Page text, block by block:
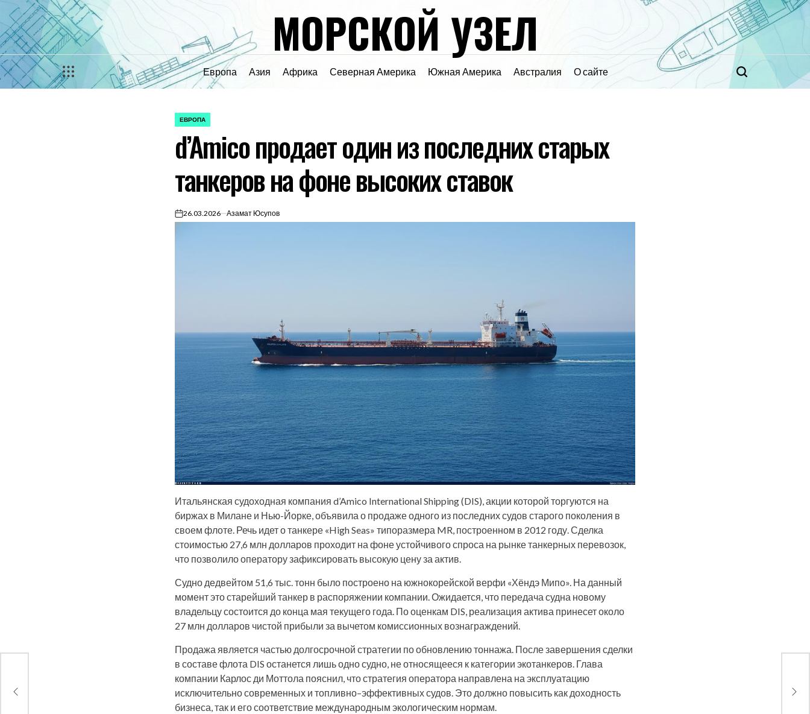
Перейти
содержимому
МОРСКОЙ УЗЕЛ
Европа Азия Африка Северная Америка Южная Америка Австралия О сайте Поиск
ОПУБЛИКОВАНО
ЕВРОПА
d’Amico продает один из последних старых
танкеров на фоне высоких ставок
on26.03.2026 Азамат Юсупов
Итальянская судоходная компания d’Amico International Shipping (DIS), акции которой торгуются на
биржах в Милане и Нью-Йорке, объявила о продаже одного из последних судов старого поколения в
своем флоте. Речь идет о танкере «High Seas» типоразмера MR, построенном в 2012 году. Сделка
стоимостью 27,6 млн долларов проходит на фоне устойчивого спроса на рынке танкерных перевозок,
что позволило оператору зафиксировать высокую цену за актив.
Судно дедвейтом 51,6 тыс. тонн было построено на южнокорейской верфи «Хёндэ Мипо». На данный
момент это старейший танкер в распоряжении компании. Ожидается, что передача судна новому
владельцу состоится до конца мая текущего года. По оценкам DIS, реализация актива принесет около
27 млн долларов чистой прибыли за вычетом комиссионных вознаграждений.
Продажа является частью долгосрочной стратегии по обновлению тоннажа. После завершения сделки
в составе флота DIS останется лишь одно судно, не относящееся к категории экотанкеров. Глава
компании Карлос ди Моттола пояснил, что стратегия оператора направлена на эксплуатацию
исключительно современных и топливно–эффективных судов. Это должно повысить как доходность
бизнеса, так и его соответствие международным экологическим нормам.